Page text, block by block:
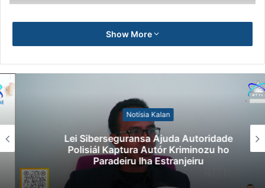
Show More
Notísia Kalan
Lei Siberseguransa Ajuda Autoridade
Polisiál Kaptura Autór Kriminozu ho
Paradeiru Iha Estranjeiru